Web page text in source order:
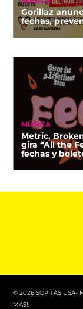
Gorillaz
fechas,
MÚSICA
Metric,
gira “All the
fechas y
© 2026 SOPITAS USA-
MÁS!.